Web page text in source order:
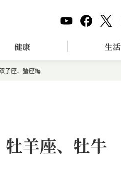
健康 生活
子座、蟹座編
羊座、牡牛